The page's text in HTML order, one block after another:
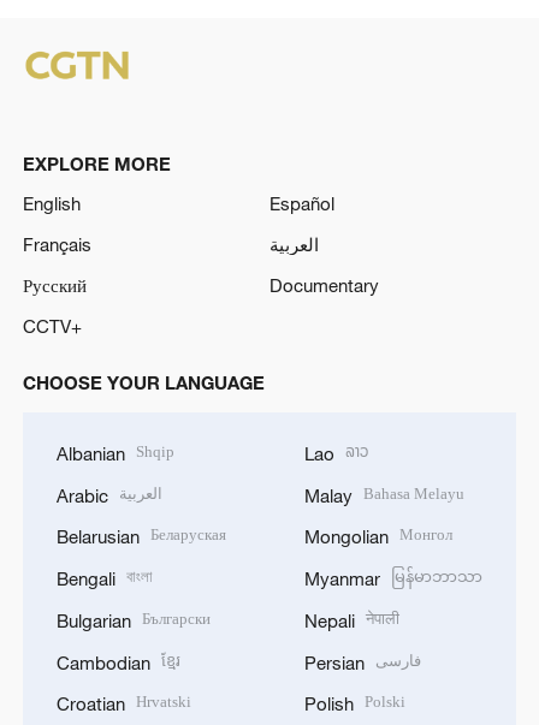
EXPLORE MORE
English
Español
Français
العربية
Русский
Documentary
CCTV+
CHOOSE YOUR LANGUAGE
Albanian Shqip
Arabic العربية
Belarusian Беларуская
Bengali বাংলা
Bulgarian Български
Cambodian ខ្មែរ
Croatian Hrvatski
Lao ລາວ
Malay Bahasa Melayu
Mongolian Монгол
Myanmar မြန်မာဘာသာ
Nepali नेपाली
Persian فارسی
Polish Polski